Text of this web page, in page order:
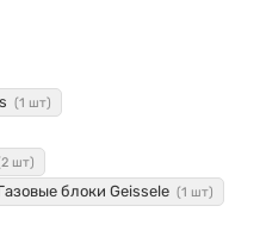
(1 шт)
шт)
блоки Geissele (1 шт)